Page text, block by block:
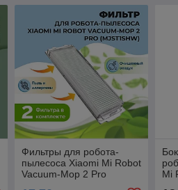
Фильтры для робота-
пылесоса Xiaomi Mi Robot
Vacuum-Mop 2 Pro
Mi